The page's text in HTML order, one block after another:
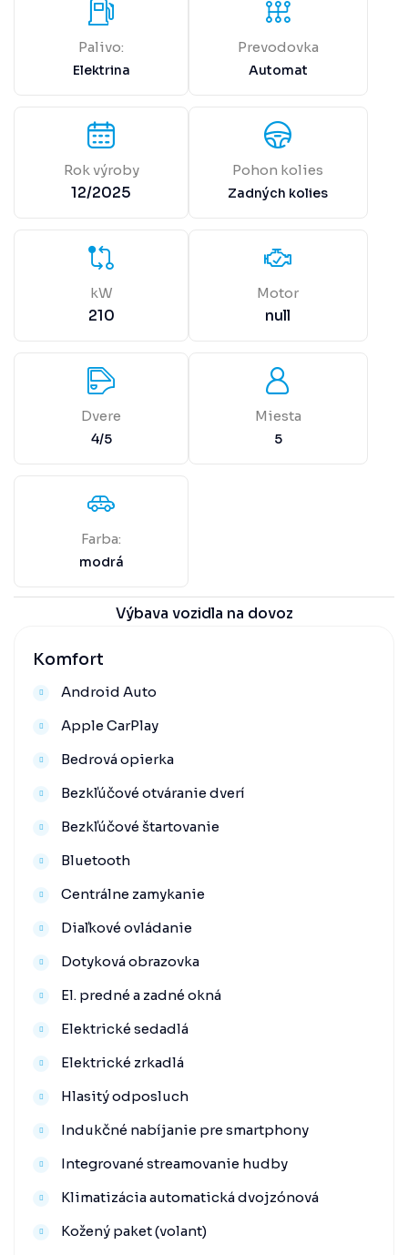
Palivo:
Elektrina
Rok výroby
12/2025
kW
210
Dvere
4/5
Farba:
modrá
Prevodovka
Automat
Pohon kolies
Zadných kolies
Motor
null
Miesta
5
Výbava vozidla na dovoz
Komfort
Android Auto
Apple CarPlay
Bedrová opierka
Bezkľúčové otváranie dverí
Bezkľúčové štartovanie
Bluetooth
Centrálne zamykanie
Diaľkové ovládanie
Dotyková obrazovka
El. predné a zadné okná
Elektrické sedadlá
Elektrické zrkadlá
Hlasitý odposluch
Indukčné nabíjanie pre smartphony
Integrované streamovanie hudby
Klimatizácia automatická dvojzónová
Kožený paket (volant)